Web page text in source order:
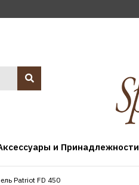
и Принадлежности
Patriot FD 450